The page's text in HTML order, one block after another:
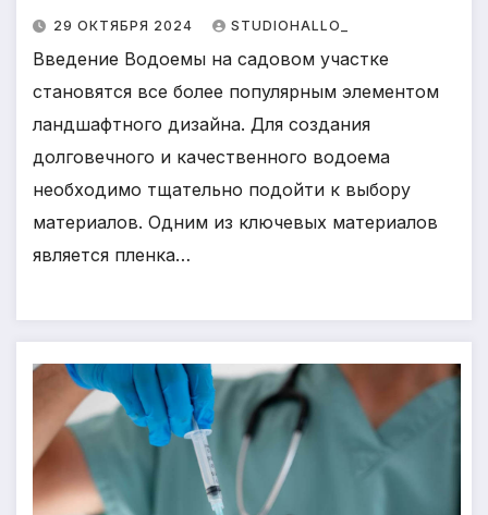
29 ОКТЯБРЯ 2024 STUDIOHALLO_
Введение Водоемы на садовом участке
становятся все более популярным элементом
ландшафтного дизайна. Для создания
долговечного и качественного водоема
необходимо тщательно подойти к выбору
материалов. Одним из ключевых материалов
является пленка…